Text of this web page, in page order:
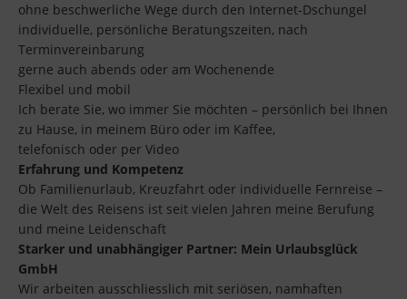
ohne beschwerliche Wege durch den Internet-Dschungel
individuelle, persönliche Beratungszeiten, nach
Terminvereinbarung
gerne auch abends oder am Wochenende
Flexibel und mobil
Ich berate Sie, wo immer Sie möchten – persönlich bei Ihnen
zu Hause, in meinem Büro oder im Kaffee,
telefonisch oder per Video
Erfahrung und Kompetenz
Ob Familienurlaub, Kreuzfahrt oder individuelle Fernreise –
die Welt des Reisens ist seit vielen Jahren meine Berufung
und meine Leidenschaft
Starker und unabhängiger Partner: Mein Urlaubsglück
GmbH
Wir arbeiten ausschliesslich mit seriösen, namhaften